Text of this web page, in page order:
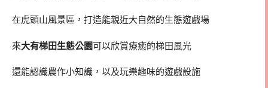
在虎頭山風景區，打造能親近大自然的生態遊戲場
來大有梯田生態公園可以欣賞療癒的梯田風光
還能認識農作小知識，以及玩樂趣味的遊戲設施